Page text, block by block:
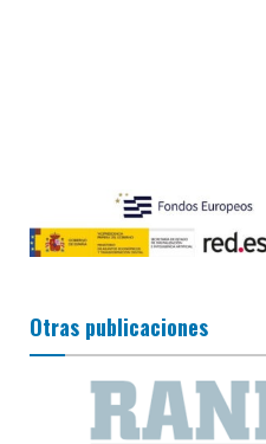
Otras publicaciones